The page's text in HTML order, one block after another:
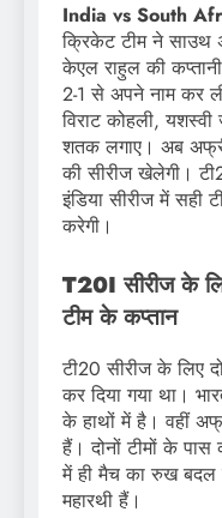
India vs South
क्रिकेट टीम ने साउथ
केएल राहुल की
2-1 से अपने नाम कर
विराट कोहली,
शतक लगाए। अब
की सीरीज खेलेगी।
इंडिया सीरीज में सही
करेगी।
T20I सीरीज के
टीम के कप्तान
टी20 सीरीज के लिए
कर दिया गया था।
के हाथों में है। वहीं
हैं। दोनों टीमों के पास
में ही मैच का रुख
महारथी हैं।